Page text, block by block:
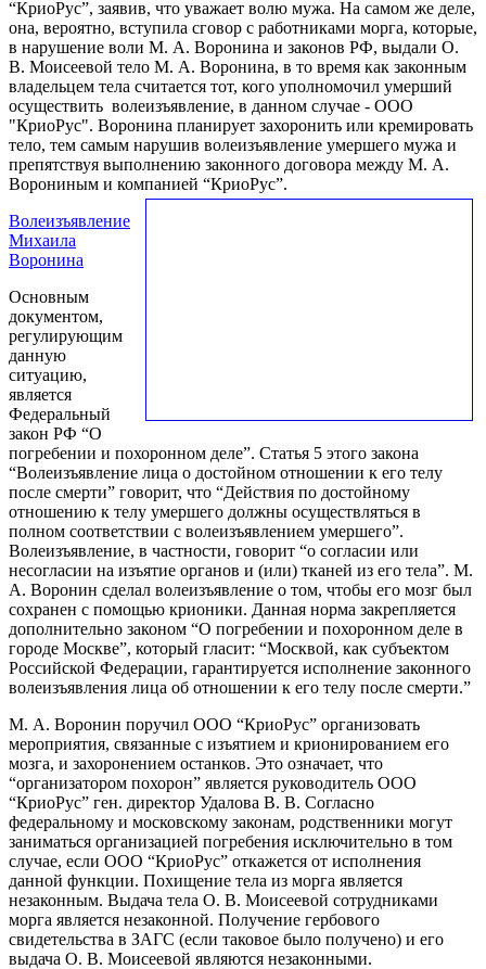
“КриоРус”, заявив, что уважает волю мужа. На самом же деле,
она, вероятно, вступила сговор с работниками морга, которые,
в нарушение воли М. А. Воронина и законов РФ, выдали О.
В. Моисеевой тело М. А. Воронина, в то время как законным
владельцем тела считается тот, кого уполномочил умерший
осуществить волеизъявление, в данном случае - ООО
"КриоРус". Воронина планирует захоронить или кремировать
тело, тем самым нарушив волеизъявление умершего мужа и
препятствуя выполнению законного договора между М. А.
Ворониным и компанией “КриоРус”.
Волеизъявление
Михаила
Воронина
Основным
документом,
регулирующим
данную
ситуацию,
является
Федеральный
закон РФ “О
погребении и похоронном деле”. Статья 5 этого закона
“Волеизъявление лица о достойном отношении к его телу
после смерти” говорит, что “Действия по достойному
отношению к телу умершего должны осуществляться в
полном соответствии с волеизъявлением умершего”.
Волеизъявление, в частности, говорит “о согласии или
несогласии на изъятие органов и (или) тканей из его тела”. М.
А. Воронин сделал волеизъявление о том, чтобы его мозг был
сохранен с помощью крионики. Данная норма закрепляется
дополнительно законом “О погребении и похоронном деле в
городе Москве”, который гласит: “Москвой, как субъектом
Российской Федерации, гарантируется исполнение законного
волеизъявления лица об отношении к его телу после смерти.”
М. А. Воронин поручил ООО “КриоРус” организовать
мероприятия, связанные с изъятием и крионированием его
мозга, и захоронением останков. Это означает, что
“организатором похорон” является руководитель ООО
“КриоРус” ген. директор Удалова В. В. Согласно
федеральному и московскому законам, родственники могут
заниматься организацией погребения исключительно в том
случае, если ООО “КриоРус” откажется от исполнения
данной функции. Похищение тела из морга является
незаконным. Выдача тела О. В. Моисеевой сотрудниками
морга является незаконной. Получение гербового
свидетельства в ЗАГС (если таковое было получено) и его
выдача О. В. Моисеевой являются незаконными.